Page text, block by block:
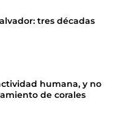
tres décadas
humana, y no
de corales